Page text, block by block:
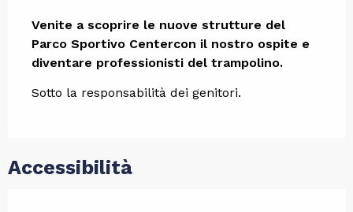
Venite a scoprire le nuove strutture del
Parco Sportivo Centercon il nostro ospite e
diventare professionisti del trampolino.
Sotto la responsabilità dei genitori.
Accessibilità